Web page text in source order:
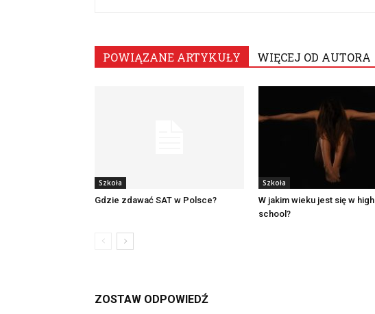
POWIĄZANE ARTYKUŁY WIĘCEJ OD AUTORA
Szkoła
Gdzie zdawać SAT w Polsce?
Szkoła
W jakim wieku jest się w high
school?
ZOSTAW ODPOWIEDŹ